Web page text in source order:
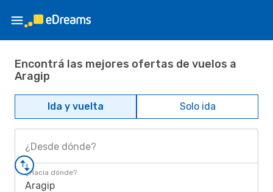
Encontrá las mejores ofertas de vuelos a
Aragip
Ida y vuelta Solo ida
¿Desde dónde?
¿Hacia dónde?
Aragip